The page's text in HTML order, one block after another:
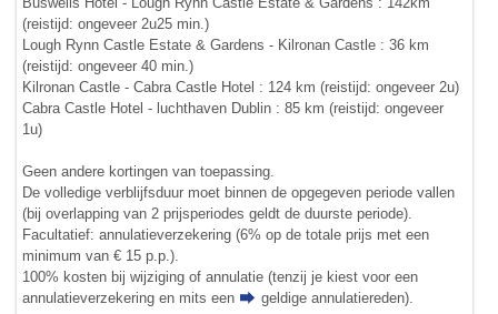
(reistijd: ongeveer 2u25 min.)
Lough Rynn Castle Estate & Gardens - Kilronan Castle : 36 km
(reistijd: ongeveer 40 min.)
Kilronan Castle - Cabra Castle Hotel : 124 km (reistijd: ongeveer 2u)
Cabra Castle Hotel - luchthaven Dublin : 85 km (reistijd: ongeveer
1u)
Geen andere kortingen van toepassing.
De volledige verblijfsduur moet binnen de opgegeven periode vallen
(bij overlapping van 2 prijsperiodes geldt de duurste periode).
Facultatief: annulatieverzekering (6% op de totale prijs met een
minimum van € 15 p.p.).
100% kosten bij wijziging of annulatie (tenzij je kiest voor een
annulatieverzekering en mits een
geldige annulatiereden).